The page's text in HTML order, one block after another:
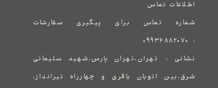
اطلاعات تماس
شماره تماس برای پیگیری سفارشات
: ۰۹۹۳۶۸۸۲۰۷۰
نشانی : ​​​​​​​​​​​​​​تهران،تهران پارس،شهید سلیمانی
شرق،بین اتوبان باقری و چهارراه تیرانداز،